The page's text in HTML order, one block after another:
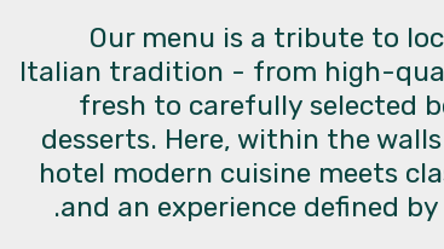
Our menu is a tribute to
Italian tradition - from high-
fresh to carefully selected
desserts. Here, within the
hotel modern cuisine meets
and an experience defined